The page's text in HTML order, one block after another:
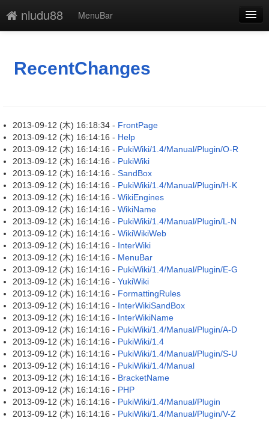
niudu88
MenuBar
最終更新
RecentChanges
2013-09-12 (木) 16:18:34 - FrontPage
2013-09-12 (木) 16:14:16 - Help
2013-09-12 (木) 16:14:16 - PukiWiki/1.4/Manual/Plugin/O-R
2013-09-12 (木) 16:14:16 - PukiWiki
2013-09-12 (木) 16:14:16 - SandBox
2013-09-12 (木) 16:14:16 - PukiWiki/1.4/Manual/Plugin/H-K
2013-09-12 (木) 16:14:16 - WikiEngines
2013-09-12 (木) 16:14:16 - WikiName
2013-09-12 (木) 16:14:16 - PukiWiki/1.4/Manual/Plugin/L-N
2013-09-12 (木) 16:14:16 - WikiWikiWeb
2013-09-12 (木) 16:14:16 - InterWiki
2013-09-12 (木) 16:14:16 - MenuBar
2013-09-12 (木) 16:14:16 - PukiWiki/1.4/Manual/Plugin/E-G
2013-09-12 (木) 16:14:16 - YukiWiki
2013-09-12 (木) 16:14:16 - FormattingRules
2013-09-12 (木) 16:14:16 - InterWikiSandBox
2013-09-12 (木) 16:14:16 - InterWikiName
2013-09-12 (木) 16:14:16 - PukiWiki/1.4/Manual/Plugin/A-D
2013-09-12 (木) 16:14:16 - PukiWiki/1.4
2013-09-12 (木) 16:14:16 - PukiWiki/1.4/Manual/Plugin/S-U
2013-09-12 (木) 16:14:16 - PukiWiki/1.4/Manual
2013-09-12 (木) 16:14:16 - BracketName
2013-09-12 (木) 16:14:16 - PHP
2013-09-12 (木) 16:14:16 - PukiWiki/1.4/Manual/Plugin
2013-09-12 (木) 16:14:16 - PukiWiki/1.4/Manual/Plugin/V-Z